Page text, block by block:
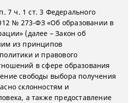
7 ч. 1 ст. 3 Федерального
№ 273-ФЗ «Об образовании в
(далее – Закон об
из принципов
и правового
в сфере образования
свободы выбора получения
склонностям и
а также предоставление